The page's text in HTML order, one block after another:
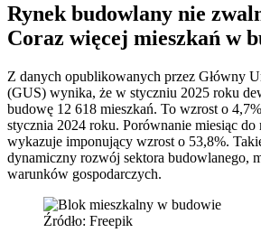
Rynek budowlany nie
Coraz więcej mieszkań w
Z danych opublikowanych przez Główny
(GUS) wynika, że w styczniu 2025 roku
budowę 12 618 mieszkań. To wzrost o
stycznia 2024 roku. Porównanie miesiąc do
wykazuje imponujący wzrost o 53,8%.
dynamiczny rozwój sektora budowlanego,
warunków gospodarczych.
Źródło: Freepik